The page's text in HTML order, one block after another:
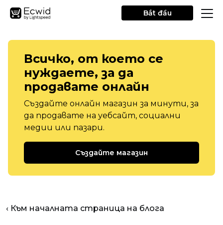
Bắt đầu
Всичко, от което се
нуждаете, за да
продавате онлайн
Създайте онлайн магазин за минути, за
да продавате на уебсайт, социални
медии или пазари.
Създайте магазин
‹ Към началната страница на блога